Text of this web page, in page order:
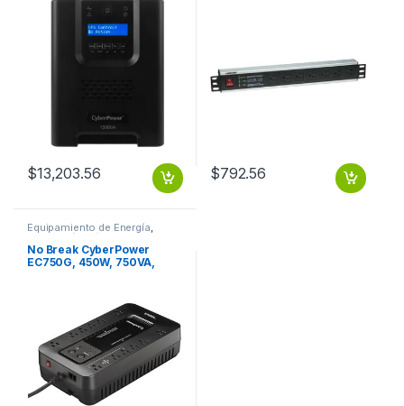
Contactos 1500VA/1050W
LCD SENOID PURA TORRE
$13,203.56 $792.56
Equipamiento de Energía
Protección Eléctrica
No Break CyberPower
EC750G, 450W, 750VA,